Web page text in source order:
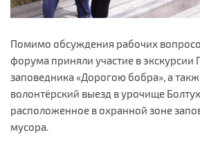
Помимо обсуждения рабочих
форума приняли участие в экскурсии
заповедника «Дорогою бобра», а
волонтёрский выезд в урочище
расположенное в охранной зоне
мусора.